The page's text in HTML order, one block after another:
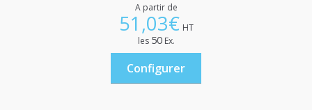
A partir de
51,03€ HT
les 50Ex.
Configurer